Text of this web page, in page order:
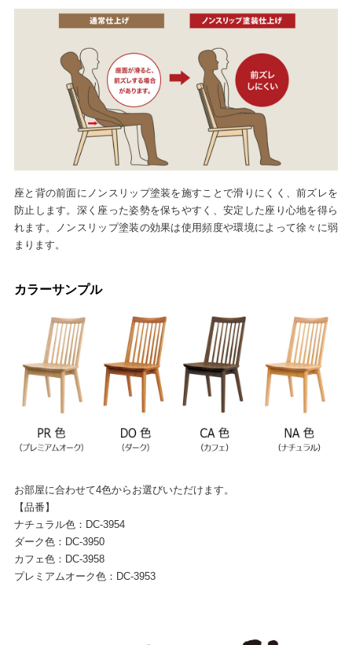
座と背の前面にノンスリップ塗装を施すことで滑りにくく、前ズレを
防止します。深く座った姿勢を保ちやすく、安定した座り心地を得ら
れます。ノンスリップ塗装の効果は使用頻度や環境によって徐々に弱
まります。
カラーサンプル
お部屋に合わせて4色からお選びいただけます。
【品番】
ナチュラル色：DC-3954
ダーク色：DC-3950
カフェ色：DC-3958
プレミアムオーク色：DC-3953